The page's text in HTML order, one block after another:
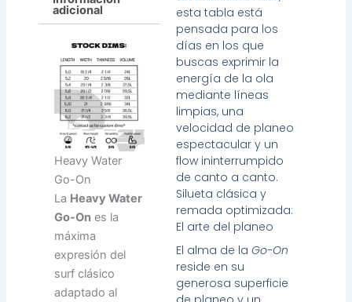
esta tabla está
pensada para los
días en los que
buscas exprimir la
energía de la ola
mediante líneas
limpias, una
velocidad de planeo
espectacular y un
flow ininterrumpido
de canto a canto.
Silueta clásica y
remada optimizada:
El arte del planeo
El alma de laGo-On
reside en su
generosa superficie
adicional
Heavy Water
Go-On
La Heavy Water
Go-On es la
máxima
expresión del
surf clásico
adaptado al